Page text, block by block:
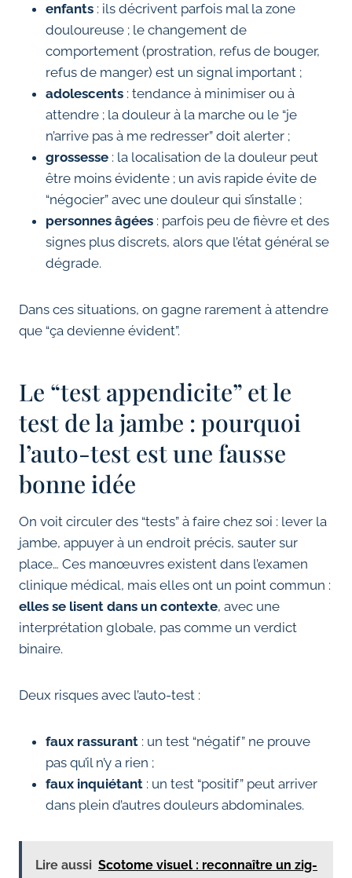
enfants : ils décrivent parfois mal la zone
douloureuse ; le changement de
comportement (prostration, refus de bouger,
refus de manger) est un signal important ;
adolescents : tendance à minimiser ou à
attendre ; la douleur à la marche ou le “je
n’arrive pas à me redresser” doit alerter ;
grossesse : la localisation de la douleur peut
être moins évidente ; un avis rapide évite de
“négocier” avec une douleur qui s’installe ;
personnes âgées : parfois peu de fièvre et des
signes plus discrets, alors que l’état général se
dégrade.
Dans ces situations, on gagne rarement à attendre
que “ça devienne évident”.
Le “test appendicite” et le
test de la jambe : pourquoi
l’auto-test est une fausse
bonne idée
On voit circuler des “tests” à faire chez soi : lever la
jambe, appuyer à un endroit précis, sauter sur
place… Ces manœuvres existent dans l’examen
clinique médical, mais elles ont un point commun :
elles se lisent dans un contexte, avec une
interprétation globale, pas comme un verdict
binaire.
Deux risques avec l’auto-test :
faux rassurant : un test “négatif” ne prouve
pas qu’il n’y a rien ;
faux inquiétant : un test “positif” peut arriver
dans plein d’autres douleurs abdominales.
Lire aussi Scotome visuel : reconnaître un zig-